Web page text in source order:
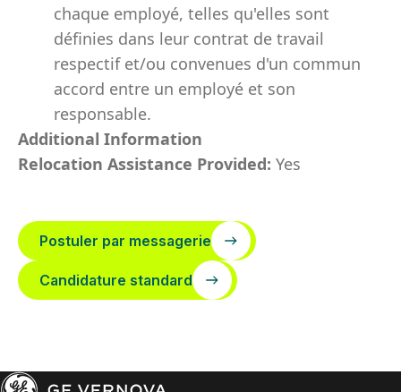
chaque employé, telles qu'elles sont
définies dans leur contrat de travail
respectif et/ou convenues d'un commun
accord entre un employé et son
responsable.
Additional Information
Relocation Assistance Provided: Yes
Postuler par messagerie
Candidature standard